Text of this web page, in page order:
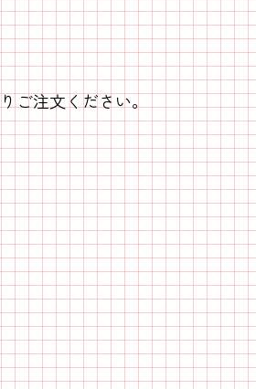
ご注文ください。